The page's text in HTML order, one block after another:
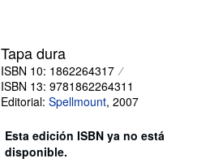
CERRAR
Tapa dura
ISBN 10: 1862264317
ISBN 13: 9781862264311
Editorial: Spellmount, 2007
Esta edición ISBN ya no está
disponible.